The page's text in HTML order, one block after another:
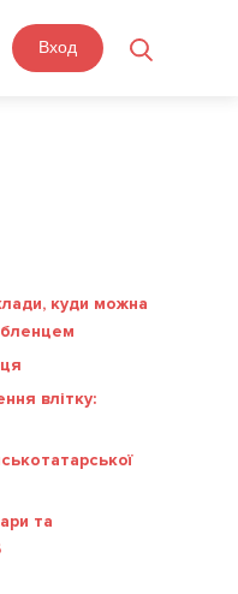
Вход
куди можна
влітку:
та